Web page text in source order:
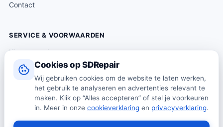
Cookies op SDRepair
Wij gebruiken cookies om de website te laten werken,
het gebruik te analyseren en advertenties relevant te
maken. Klik op “Alles accepteren” of stel je voorkeuren
in. Meer in onze cookieverklaring en privacyverklaring.
Contact
SERVICE & VOORWAARDEN
Klantenservice
Verzending & levering
Retourneren
Algemene voorwaarden